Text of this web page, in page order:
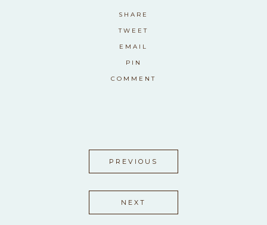
SHARE
TWEET
EMAIL
PIN
COMMENT
PREVIOUS
NEXT